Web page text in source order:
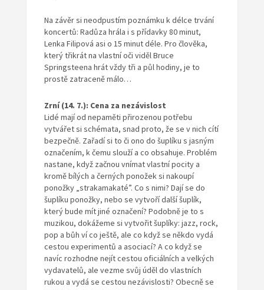
Na závěr si neodpustím poznámku k délce trvání
koncertů: Radůza hrála i s přídavky 80 minut,
Lenka Filipová asi o 15 minut déle. Pro člověka,
který třikrát na vlastní oči viděl Bruce
Springsteena hrát vždy tři a půl hodiny, je to
prostě zatraceně málo…
Zrní (14. 7.): Cena za nezávislost
Lidé mají od nepaměti přirozenou potřebu
vytvářet si schémata, snad proto, že se v nich cítí
bezpečně. Zařadí si to či ono do šuplíku s jasným
označením, k čemu slouží a co obsahuje. Problém
nastane, když začnou vnímat vlastní pocity a
kromě bílých a černých ponožek si nakoupí
ponožky „strakamakaté”. Co s nimi? Dají se do
šuplíku ponožky, nebo se vytvoří další šuplík,
který bude mít jiné označení? Podobně je to s
muzikou, dokážeme si vytvořit šuplíky: jazz, rock,
pop a bůh ví co ještě, ale co když se někdo vydá
cestou experimentů a asociací? A co když se
navíc rozhodne nejít cestou oficiálních a velkých
vydavatelů, ale vezme svůj úděl do vlastních
rukou a vydá se cestou nezávislosti? Obecně se